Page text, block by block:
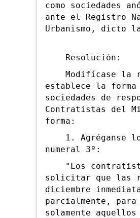
como sociedades
ante el Registro
Urbanismo, dicto
Resolución:
Modifícase la
establece la
sociedades de
Contratistas del
forma:
1. Agréganse
numeral 3º:
"Los
solicitar que las
diciembre
parcialmente, para
solamente